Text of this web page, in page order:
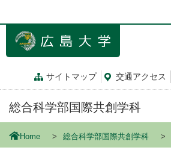
ン
サイトマップ 交通アクセス
総合科学部国際共創学科
Home 総合科学部国際共創学科